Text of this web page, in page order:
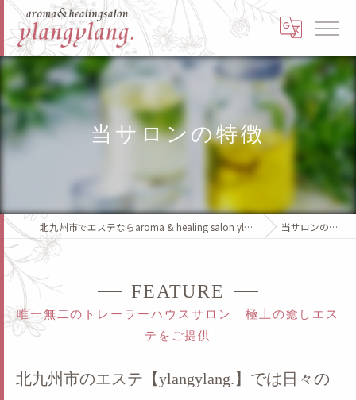
当サロンの特徴
北九州市でエステならaroma & healing salon ylangylang. 当サロンの特徴
唯一無二のトレーラーハウスサロン 極上の癒しエス
テをご提供
FEATURE
北九州市のエステ【ylangylang.】では日々の